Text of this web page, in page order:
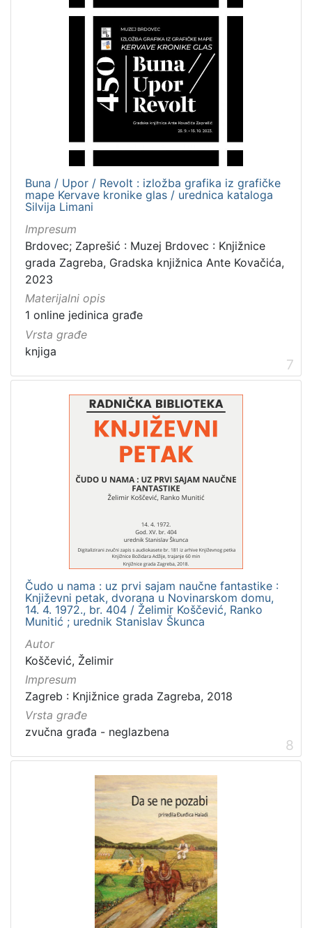
Buna / Upor / Revolt : izložba grafika iz grafičke
mape Kervave kronike glas / urednica kataloga
Silvija Limani
Impresum
Brdovec; Zaprešić : Muzej Brdovec : Knjižnice
grada Zagreba, Gradska knjižnica Ante Kovačića,
2023
Materijalni opis
1 online jedinica građe
Vrsta građe
knjiga
7
Čudo u nama : uz prvi sajam naučne fantastike :
Književni petak, dvorana u Novinarskom domu,
14. 4. 1972., br. 404 / Želimir Koščević, Ranko
Munitić ; urednik Stanislav Škunca
Autor
Koščević, Želimir
Impresum
Zagreb : Knjižnice grada Zagreba, 2018
Vrsta građe
zvučna građa - neglazbena
8